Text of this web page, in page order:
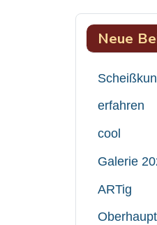
Neue
erfahren
cool
Galerie
ARTig
Oberhaupt